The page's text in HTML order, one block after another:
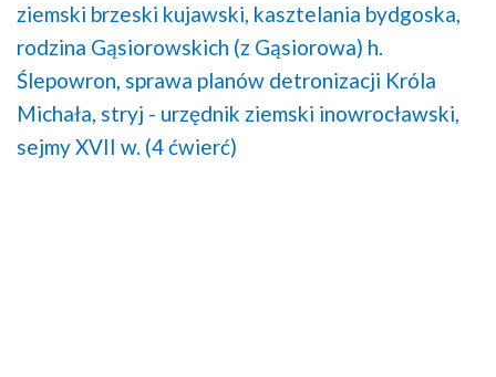
ziemski brzeski kujawski, kasztelania bydgoska,
rodzina Gąsiorowskich (z Gąsiorowa) h.
Ślepowron, sprawa planów detronizacji Króla
Michała, stryj - urzędnik ziemski inowrocławski,
sejmy XVII w. (4 ćwierć)